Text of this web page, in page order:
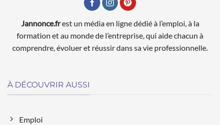
Jannonce.frest un média en ligne dédié à l’emploi, à la
formation et au monde de l’entreprise, qui aide chacun à
comprendre, évoluer et réussir dans sa vie professionnelle.
À DÉCOUVRIR AUSSI
Emploi